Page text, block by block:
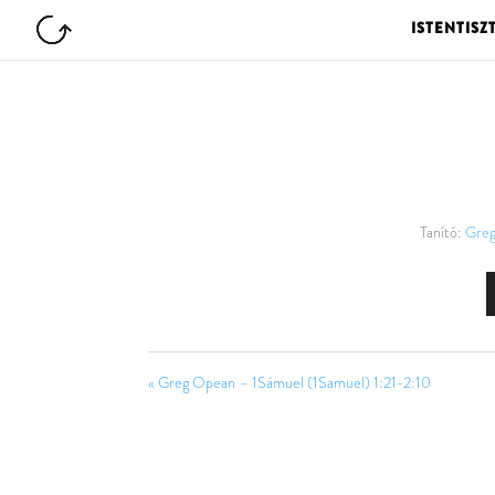
Tanító:
« Greg Opean – 1Sámuel (1Samuel) 1:21-2:10